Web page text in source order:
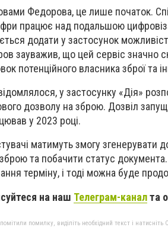
Федорова, це лише початок.
працює над подальшою
додати у застосунок
зауважив, що цей сервіс значно
потенційного власника зброї та
у застосунку «Дія»
дозволу на зброю. Дозвіл
у 2023 році.
матимуть змогу згенерувати
та побачити статус
терміну, і тоді можна буде
на наш Телеграм-каналта
помилку, виділіть необхідний текст і